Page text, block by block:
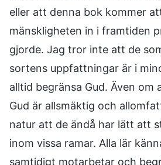
eller att denna bok kommer
mänskligheten in i framtiden
gjorde. Jag tror inte att de
sortens uppfattningar är i
alltid begränsa Gud. Även om
Gud är allsmäktig och
natur att de ändå har lätt att
inom vissa ramar. Alla lär
samtidigt motarbetar och